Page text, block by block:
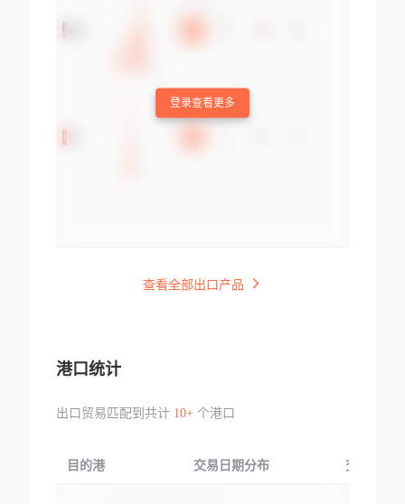
登录查看更多
查看全部出口产品
港口统计
出口贸易匹配到共计 10+个港口
目的港 交易日期分布 交易产品